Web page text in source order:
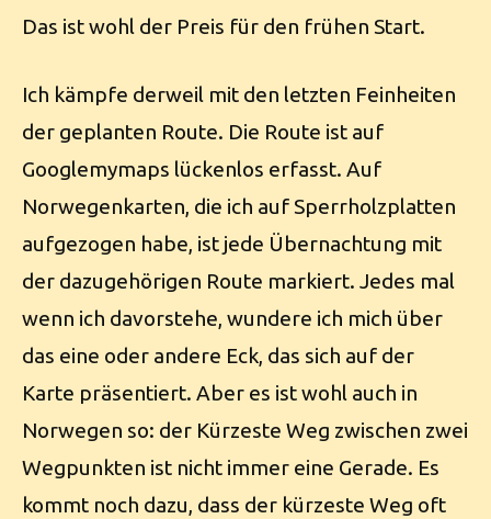
Das ist wohl der Preis für den frühen Start.
Ich kämpfe derweil mit den letzten Feinheiten
der geplanten Route. Die Route ist auf
Googlemymaps lückenlos erfasst. Auf
Norwegenkarten, die ich auf Sperrholzplatten
aufgezogen habe, ist jede Übernachtung mit
der dazugehörigen Route markiert. Jedes mal
wenn ich davorstehe, wundere ich mich über
das eine oder andere Eck, das sich auf der
Karte präsentiert. Aber es ist wohl auch in
Norwegen so: der Kürzeste Weg zwischen zwei
Wegpunkten ist nicht immer eine Gerade. Es
kommt noch dazu, dass der kürzeste Weg oft